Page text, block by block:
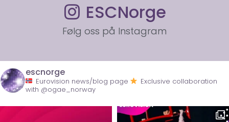
ESCNorge
Følg oss på Instagram
escnorge
Eurovision news/blog page
Exclusive collaboration
with @ogae_norway